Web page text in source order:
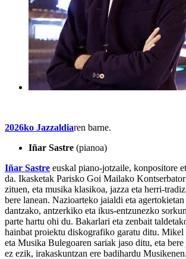
2026ko Jazzaldiaren barne.
Iñar Sastre (pianoa)
Iñar Sastre euskal piano-jotzaile, konpositore
da. Ikasketak Parisko Goi Mailako
zituen, eta musika klasikoa, jazza eta herri-
bere lanean. Nazioarteko jaialdi eta
dantzako, antzerkiko eta ikus-entzunezko
parte hartu ohi du. Bakarlari eta zenbait
hainbat proiektu diskografiko garatu ditu. Mikel
eta Musika Bulegoaren sariak jaso ditu, eta
ez ezik, irakaskuntzan ere badihardu Musikenen.